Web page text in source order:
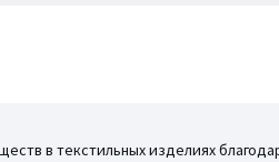
в текстильных изделиях